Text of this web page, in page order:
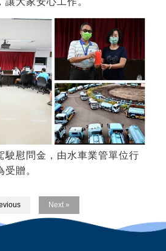
駛慰問金，由水車業管單位行
贈。
Next »